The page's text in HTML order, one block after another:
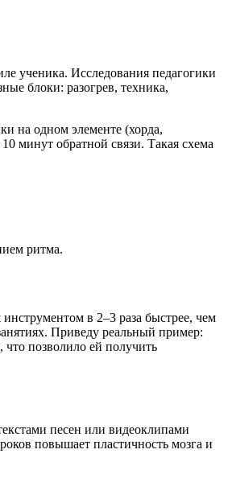
ученика. Исследования педагогики
блоки: разогрев, техника,
на одном элементе (хорда,
минут обратной связи. Такая схема
ритма.
в 2–3 раза быстрее, чем
Приведу реальный пример:
позволило ей получить
песен или видеоклипами
повышает пластичность мозга и